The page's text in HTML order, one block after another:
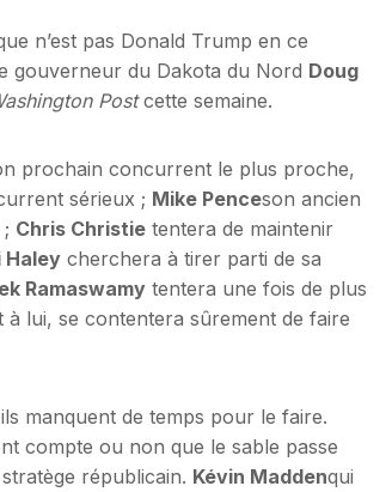
n’est pas Donald Trump en ce
gouverneur du Dakota du Nord Doug
Postcette semaine.
prochain concurrent le plus proche,
sérieux ; Mike Penceson ancien
Chris Christie tentera de maintenir
Haley cherchera à tirer parti de sa
Ramaswamy tentera une fois de plus
à lui, se contentera sûrement de faire
manquent de temps pour le faire.
compte ou non que le sable passe
républicain. Kévin Maddenqui